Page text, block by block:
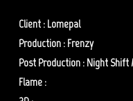
Client : Lomepal
Production : Frenzy
Post Production : Night Shift
Flame :